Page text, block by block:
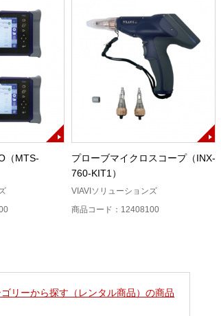
（MTS-
プローブマイクロスコープ（INX-
760-KIT1）
VIAVIソリューションズ
商品コード：12408100
リーから探す（レンタル商品）の商品